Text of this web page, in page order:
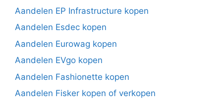
Aandelen EP Infrastructure kopen
Aandelen Esdec kopen
Aandelen Eurowag kopen
Aandelen EVgo kopen
Aandelen Fashionette kopen
Aandelen Fisker kopen of verkopen